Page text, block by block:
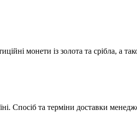
монети із золота та срібла,
Спосіб та терміни доставки